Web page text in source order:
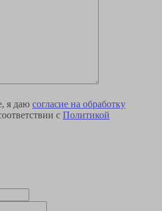
я даю согласие на обработку
с Политикой